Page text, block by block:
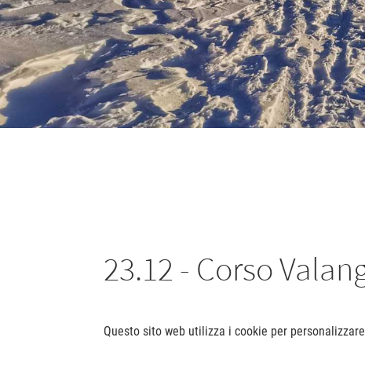
23.12 - Corso
Questo sito web utilizza i cookie per